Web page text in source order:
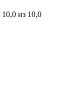
10,0 из 10,0